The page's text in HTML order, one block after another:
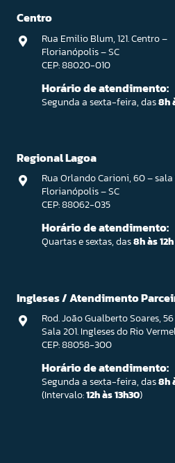
Centro
Rua Emilio Blum, 121. Centro –
Florianópolis – SC
CEP: 88020-010
Horário de atendimento:
Segunda a sexta-feira, das8h
Regional Lagoa
Rua Orlando Carioni, 60 –
Florianópolis – SC
CEP: 88062-035
Horário de atendimento:
Quartas e sextas, das8h às 12h
Ingleses / Atendimento
Rod. João Gualberto Soares,
Sala 201. Ingleses do Rio
CEP: 88058-300
Horário de atendimento:
Segunda a sexta-feira, das8h
(Intervalo:12h às 13h30)